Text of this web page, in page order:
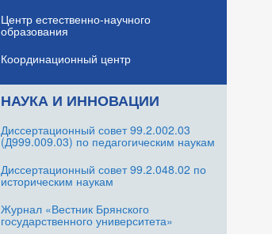
Центр естественно-научного
образования
Координационный центр
НАУКА И ИННОВАЦИИ
Диссертационный совет 99.2.002.03
(Д999.009.03) по педагогическим наукам
Диссертационный совет 99.2.048.02 по
историческим наукам
Журнал «Вестник Брянского
государственного университета»